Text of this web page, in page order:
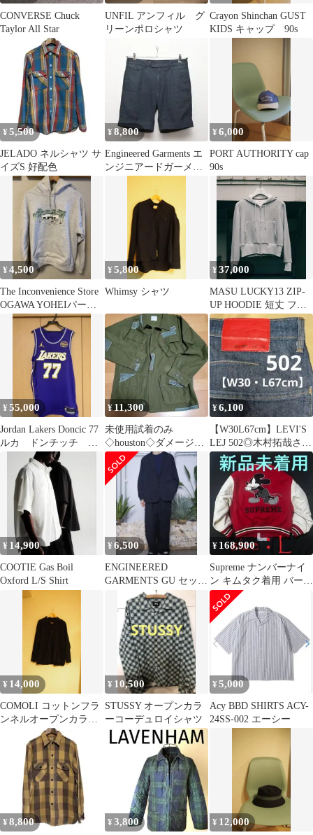
CONVERSE Chuck
Taylor All Star
UNFIL アンフィル グ
リーンポロシャツ
Crayon Shinchan GUST
KIDS キャップ 90s
¥ 5,500
JELADO ネルシャツ サ
イズS 好配色
¥8,800
Engineered Garments エ
ンジニアードガーメン
¥6,000
PORT AUTHORITY cap
90s
¥4,500
The Inconvenience Store
OGAWA YOHEIパーカ
¥5,800
Whimsy シャツ
¥37,000
MASU LUCKY13 ZIP-
UP HOODIE 短丈 フー
ディー
¥55,000
Jordan Lakers Doncic 77
ルカ ドンチッチ ユ
ニフォーム
¥ 11,300
未使用試着のみ
◇houston◇ダメージ加
工◇ミリタリージャケ
ット
¥6,100
【W30L67cm】LEVI'S
LEJ 502◎木村拓哉さん
着用
¥ 14,900
COOTIE Gas Boil
Oxford L/S Shirt
¥6,500
ENGINEERED
GARMENTS GU セット
¥ 168,900
Supreme ナンバーナイ
ン キムタク着用 バーシ
ティージャケット 赤 L
¥ 14,000
COMOLI コットンフラ
ンネルオープンカラー
シャツ(2016 wism別注)
¥ 10,500
STUSSY オープンカラ
ーコーデュロイシャツ
¥ 5,000
Acy BBD SHIRTS ACY-
24SS-002 エーシー
¥ 8,800 ¥ 3,800 ¥ 12,000